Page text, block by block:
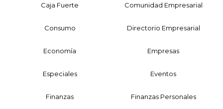
Caja Fuerte Comunidad Empresarial
Consumo Directorio Empresarial
Economía Empresas
Especiales Eventos
Finanzas Finanzas Personales